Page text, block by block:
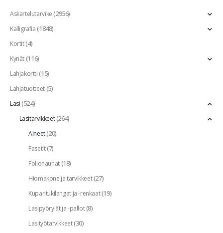
Askartelutarvike(2956)
Kalligrafia(1848)
Kortit(4)
Kynät(116)
Lahjakortti(15)
Lahjatuotteet(5)
Lasi(524)
Lasitarvikkeet(264)
Aineet(20)
Fasetit(7)
Folionauhat(18)
Hiomakone ja tarvikkeet(27)
Kuparitukilangat ja -renkaat(19)
Lasipyörylät ja -pallot(8)
Lasityötarvikkeet(30)